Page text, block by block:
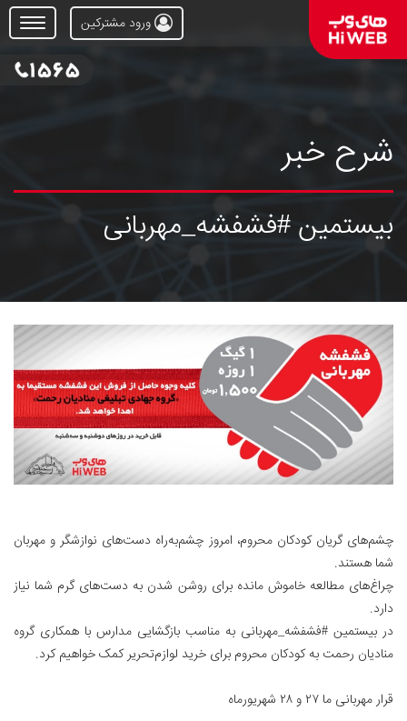
Open
Menu
ورود مشترکین
شرح خبر
بیستمین #فشفشه_مهربانی
چشم‌های گریان کودکان محروم، امروز چشم‌به‌راه دست‌های نوازشگر و مهربان
شما هستند.
چراغ‌های مطالعه خاموش مانده برای روشن شدن به دست‌های گرم شما نیاز
دارد.
در بیستمین #فشفشه_مهربانی به مناسب بازگشایی مدارس با همکاری گروه
منادیان رحمت به کودکان محروم برای خرید لوازم‌تحریر کمک خواهیم کرد.
قرار مهربانی ما ۲۷ و ۲۸ شهریورماه